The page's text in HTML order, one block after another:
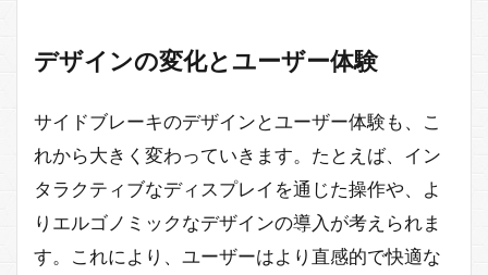
デザインの変化とユーザー体験
サイドブレーキのデザインとユーザー体験も、こ
れから大きく変わっていきます。たとえば、イン
タラクティブなディスプレイを通じた操作や、よ
りエルゴノミックなデザインの導入が考えられま
す。これにより、ユーザーはより直感的で快適な